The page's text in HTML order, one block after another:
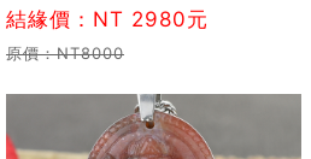
結緣價：NT 2980元
原價：NT8000